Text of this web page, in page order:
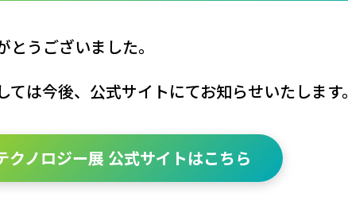
うございました。
は今後、公式サイトにてお知らせいたします。
クノロジー展 公式サイトはこちら